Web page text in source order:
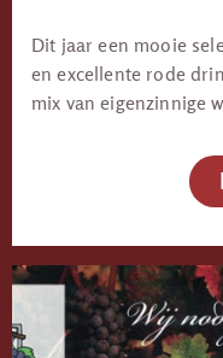
Dit jaar een mooie
en excellente rode
mix van eigenzinnige